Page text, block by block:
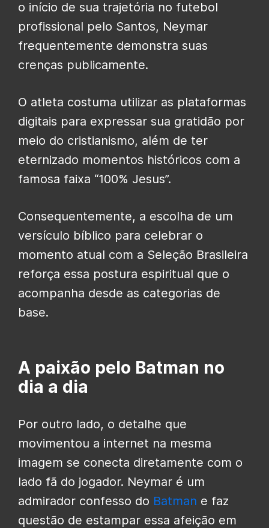
o início de sua trajetória no futebol
profissional pelo Santos, Neymar
frequentemente demonstra suas
crenças publicamente.
O atleta costuma utilizar as plataformas
digitais para expressar sua gratidão por
meio do cristianismo, além de ter
eternizado momentos históricos com a
famosa faixa “100% Jesus”.
Consequentemente, a escolha de um
versículo bíblico para celebrar o
momento atual com a Seleção Brasileira
reforça essa postura espiritual que o
acompanha desde as categorias de
base.
A paixão pelo Batman no
dia a dia
Por outro lado, o detalhe que
movimentou a internet na mesma
imagem se conecta diretamente com o
lado fã do jogador. Neymar é um
admirador confesso do Batman e faz
questão de estampar essa afeição em